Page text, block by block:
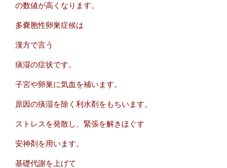
の数値が高くなります。
多嚢胞性卵巣症候は
漢方で言う
痰湿の症状です。
子宮や卵巣に気血を補います。
原因の痰湿を除く利水剤をもちいます。
ストレスを発散し、緊張を解きほぐす
安神剤を用います。
基礎代謝を上げて